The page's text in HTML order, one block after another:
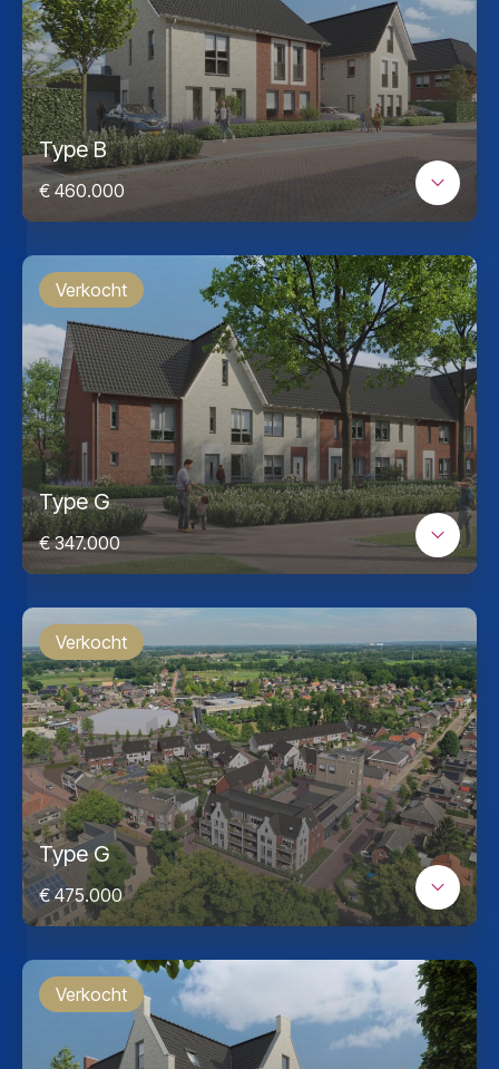
Type B
€ 460.000
Verkocht
Type G
€ 347.000
Verkocht
Type G
€ 475.000
Verkocht